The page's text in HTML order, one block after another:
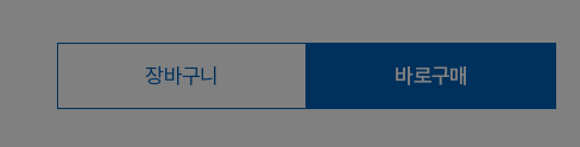
장바구니 바로구매